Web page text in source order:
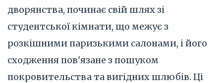
дворянства, починає свій шлях зі
студентської кімнати, що межує з
розкішними паризькими салонами, і його
сходження пов'язане з пошуком
покровительства та вигідних шлюбів. Ці